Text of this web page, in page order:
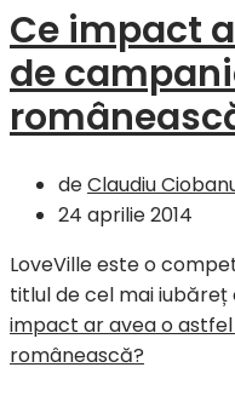
Ce impact
de
deClaudiu
24 aprilie 2014
LoveVille este o
titlul de cel mai iubăreț
impact ar avea o
românească?